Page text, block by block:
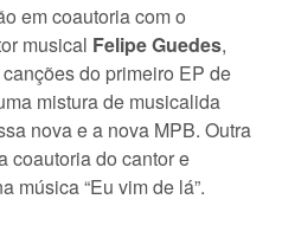
em coautoria com o
musical Felipe Guedes,
do primeiro EP de
mistura de musicalida
nova e a nova MPB. Outra
coautoria do cantor e
música “Eu vim de lá”.